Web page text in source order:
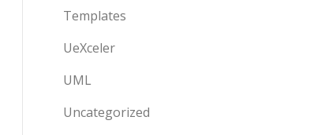
Templates
UeXceler
UML
Uncategorized